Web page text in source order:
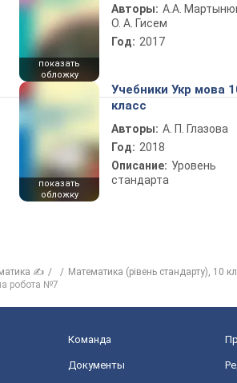
показать
обложку
Авторы: А.А.
О. А. Гисем
Год: 2017
показать
обложку
Учебники Укр мова
класс
Авторы: А. П. Глазова
Год: 2018
Описание: Уровень
стандарта
✍ Математика (рівень стандарту), 10
робота №7
Команда
Документы